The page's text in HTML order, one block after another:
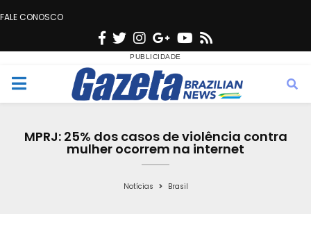
FALE CONOSCO
F
c
e
o
T
w
i
t
e
n
s
t
g
r
a
G
o
o
g
e
Y
u
t
b
s
M
MPRJ: 25% dos casos de violência contra
mulher ocorrem na internet
Notícias Brasil